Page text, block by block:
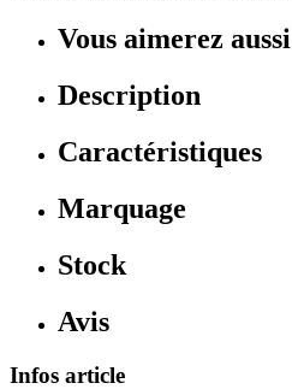
Vous aimerez aussi
Description
Caractéristiques
Marquage
Stock
Avis
Infos article